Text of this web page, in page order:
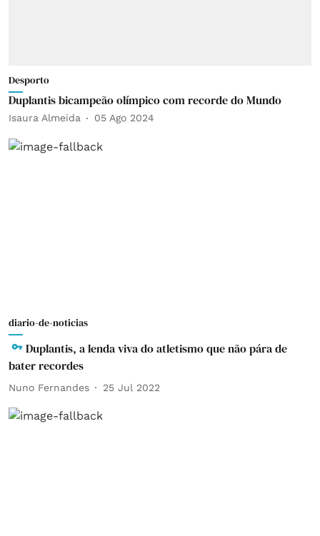
Desporto
Duplantis bicampeão olímpico com recorde do Mundo
Isaura Almeida 05 Ago 2024
diario-de-noticias
Duplantis, a lenda viva do atletismo que não pára de
bater recordes
Nuno Fernandes 25 Jul 2022